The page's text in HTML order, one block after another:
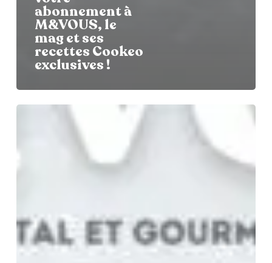
abonnement à
M&VOUS, le
mag et ses
recettes Cookeo
exclusives !